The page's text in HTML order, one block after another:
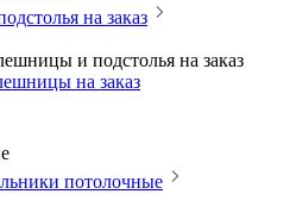
на заказ
и подстолья на заказ
на заказ
потолочные